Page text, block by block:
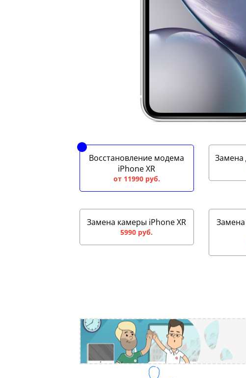
Восстановление модема
iPhone XR
от 11990 руб.
Замена
Замена камеры iPhone XR
5990 руб.